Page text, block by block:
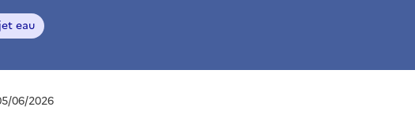
eau
06/2026